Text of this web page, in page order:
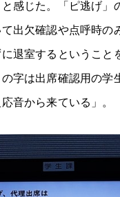
感じた。「ピ逃げ」
出欠確認や点呼時の
退室するということ
字は出席確認用の学
音から来ている」。